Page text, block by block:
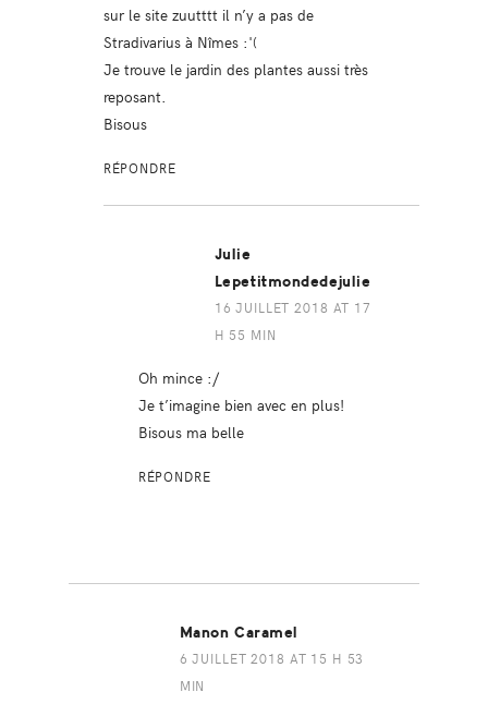
sur le site zuutttt il n’y a pas de
Stradivarius à Nîmes :'(
Je trouve le jardin des plantes aussi très
reposant.
Bisous
RÉPONDRE
Julie
Lepetitmondedejulie
16 JUILLET 2018 AT 17
H 55 MIN
Oh mince :/
Je t’imagine bien avec en plus!
Bisous ma belle
RÉPONDRE
Manon Caramel
6 JUILLET 2018 AT 15 H 53
MIN